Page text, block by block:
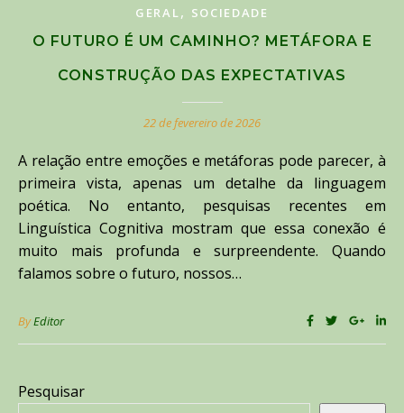
GERAL, SOCIEDADE
O FUTURO É UM CAMINHO? METÁFORA E
CONSTRUÇÃO DAS EXPECTATIVAS
22 de fevereiro de 2026
A relação entre emoções e metáforas pode parecer, à
primeira vista, apenas um detalhe da linguagem
poética. No entanto, pesquisas recentes em
Linguística Cognitiva mostram que essa conexão é
muito mais profunda e surpreendente. Quando
falamos sobre o futuro, nossos…
ByEditor
Pesquisar